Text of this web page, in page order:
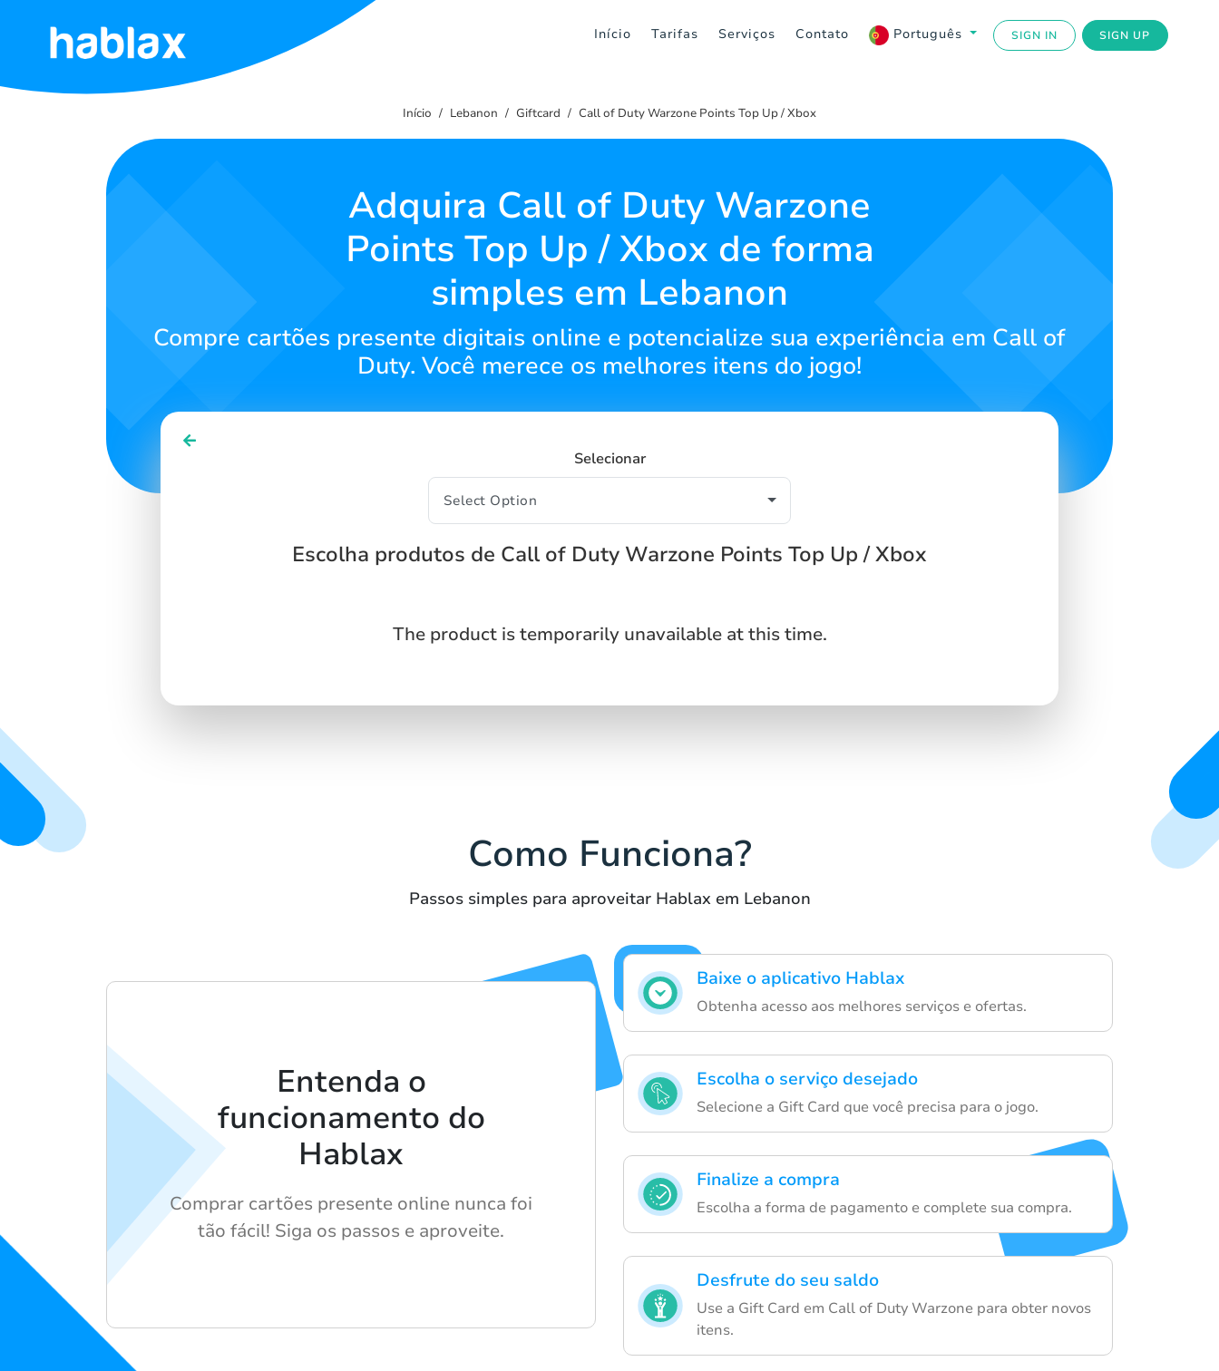
Início Tarifas Serviços Contato Português SIGN IN SIGN UP
Início
Início Lebanon Giftcard Call of Duty Warzone Points Top Up / Xbox
Adquira Call of Duty Warzone
Points Top Up / Xbox de forma
simples em Lebanon
Compre cartões presente digitais online e potencialize sua experiência em Call of
Duty. Você merece os melhores itens do jogo!
Selecionar
Escolha produtos de Call of Duty Warzone Points Top Up / Xbox
The product is temporarily unavailable at this time.
Como Funciona?
Passos simples para aproveitar Hablax em Lebanon
Baixe o aplicativo Hablax
Obtenha acesso aos melhores serviços e ofertas.
Escolha o serviço desejado
Selecione a Gift Card que você precisa para o jogo.
Finalize a compra
Escolha a forma de pagamento e complete sua compra.
Desfrute do seu saldo
Use a Gift Card em Call of Duty Warzone para obter novos
itens.
Entenda o
funcionamento do
Hablax
Comprar cartões presente online nunca foi
tão fácil! Siga os passos e aproveite.